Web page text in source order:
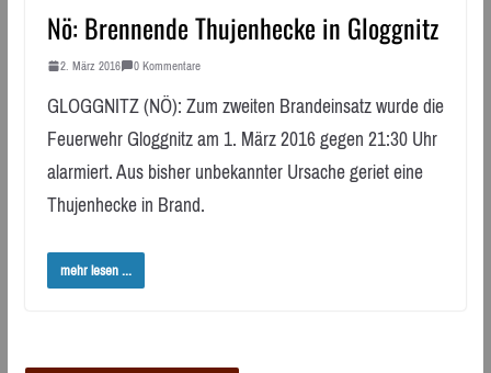
Nö: Brennende Thujenhecke in Gloggnitz
2. März 2016 0 Kommentare
GLOGGNITZ (NÖ): Zum zweiten Brandeinsatz wurde die
Feuerwehr Gloggnitz am 1. März 2016 gegen 21:30 Uhr
alarmiert. Aus bisher unbekannter Ursache geriet eine
Thujenhecke in Brand.
mehr lesen ...